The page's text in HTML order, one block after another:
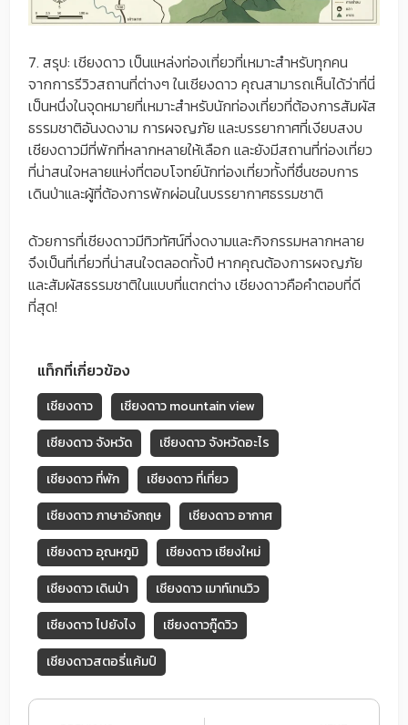
7. สรุป: เชียงดาว เป็นแหล่งท่องเที่ยวที่เหมาะสำหรับทุกคน
จากการรีวิวสถานที่ต่างๆ ในเชียงดาว คุณสามารถเห็นได้ว่าที่นี่
เป็นหนึ่งในจุดหมายที่เหมาะสำหรับนักท่องเที่ยวที่ต้องการสัมผัส
ธรรมชาติอันงดงาม การผจญภัย และบรรยากาศที่เงียบสงบ
เชียงดาวมีที่พักที่หลากหลายให้เลือก และยังมีสถานที่ท่องเที่ยว
ที่น่าสนใจหลายแห่งที่ตอบโจทย์นักท่องเที่ยวทั้งที่ชื่นชอบการ
เดินป่าและผู้ที่ต้องการพักผ่อนในบรรยากาศธรรมชาติ
ด้วยการที่เชียงดาวมีทิวทัศน์ที่งดงามและกิจกรรมหลากหลาย
จึงเป็นที่เที่ยวที่น่าสนใจตลอดทั้งปี หากคุณต้องการผจญภัย
และสัมผัสธรรมชาติในแบบที่แตกต่าง เชียงดาวคือคำตอบที่ดี
ที่สุด!
แท็กที่เกี่ยวข้อง
เชียงดาว
เชียงดาว mountain view
เชียงดาว จังหวัด
เชียงดาว จังหวัดอะไร
เชียงดาว ที่พัก
เชียงดาว ที่เที่ยว
เชียงดาว ภาษาอังกฤษ
เชียงดาว อากาศ
เชียงดาว อุณหภูมิ
เชียงดาว เชียงใหม่
เชียงดาว เดินป่า
เชียงดาว เมาท์เทนวิว
เชียงดาว ไปยังไง
เชียงดาวกู๊ดวิว
เชียงดาวสตอรี่แค้มป์
Next